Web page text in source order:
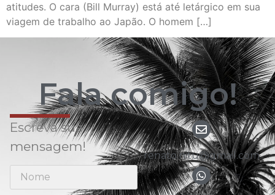
atitudes. O cara (Bill Murray) está até letárgico em sua
viagem de trabalho ao Japão. O homem […]
Fala comigo!
Escreva sua
mensagem!
renato.nitu@gmail.com